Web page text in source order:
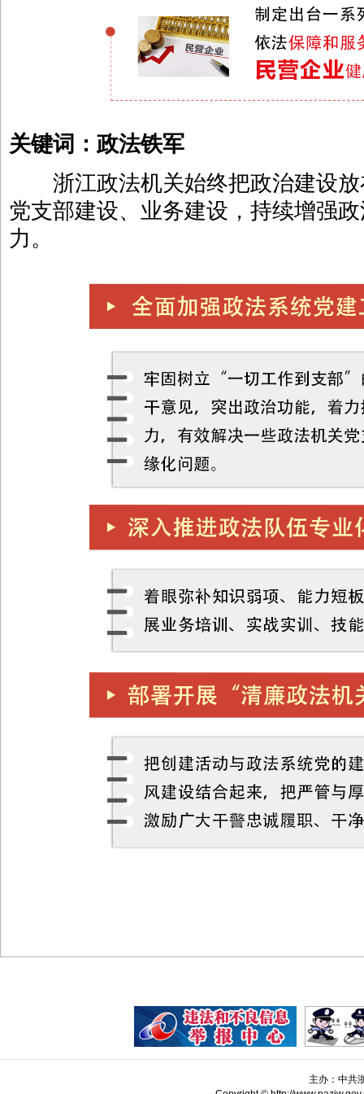
关键词：政法铁军
浙江政法机关始终把政治建设放
党支部建设、业务建设，持续增强
力。
主办：中共